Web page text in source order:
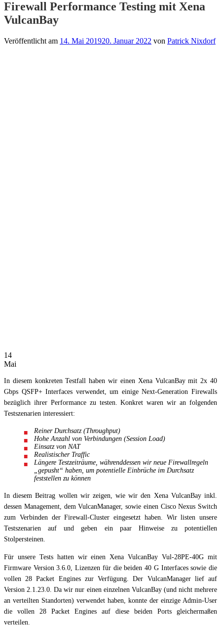
Firewall Performance Testing mit Xena
VulcanBay
Veröffentlicht am 14. Mai 201920. Januar 2022 von Patrick Nixdorf
14
Mai
In diesem konkreten Testfall haben wir einen Xena VulcanBay mit 2x 40
Gbps QSFP+ Interfaces verwendet, um einige Next-Generation Firewalls
bezüglich ihrer Performance zu testen. Konkret waren wir an folgenden
Testszenarien interessiert:
Reiner Durchsatz (Throughput)
Hohe Anzahl von Verbindungen (Session Load)
Einsatz von NAT
Realistischer Traffic
Längere Testzeiträume, währenddessen wir neue Firewallregeln
„gepusht“ haben, um potentielle Einbrüche im Durchsatz
feststellen zu können
In diesem Beitrag wollen wir zeigen, wie wir den Xena VulcanBay inkl.
dessen Management, dem VulcanManager, sowie einen Cisco Nexus Switch
zum Verbinden der Firewall-Cluster eingesetzt haben. Wir listen unsere
Testszenarien auf und geben ein paar Hinweise zu potentiellen
Stolpersteinen.
Für unsere Tests hatten wir einen Xena VulcanBay Vul-28PE-40G mit
Firmware Version 3.6.0, Lizenzen für die beiden 40 G Interfaces sowie die
vollen 28 Packet Engines zur Verfügung. Der VulcanManager lief auf
Version 2.1.23.0. Da wir nur einen einzelnen VulcanBay (und nicht mehrere
an verteilten Standorten) verwendet haben, konnte der einzige Admin-User
die vollen 28 Packet Engines auf diese beiden Ports gleichermaßen
verteilen.